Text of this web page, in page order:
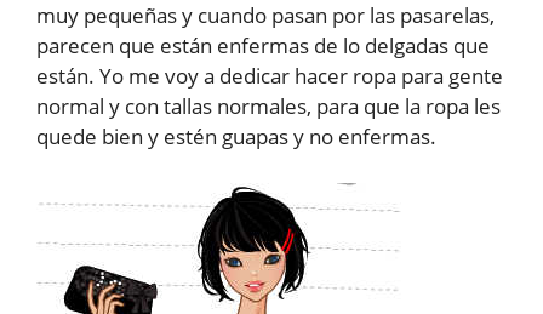
muy pequeñas y cuando pasan por las pasarelas,
parecen que están enfermas de lo delgadas que
están. Yo me voy a dedicar hacer ropa para gente
normal y con tallas normales, para que la ropa les
quede bien y estén guapas y no enfermas.